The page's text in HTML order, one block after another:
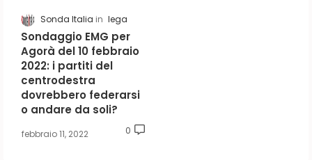
Sonda Italia lega
Sondaggio EMG per
Agorà del 10 febbraio
2022: i partiti del
centrodestra
dovrebbero federarsi
o andare da soli?
febbraio 11, 2022 0